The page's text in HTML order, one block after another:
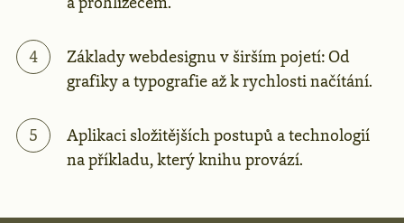
Základy webdesignu v širším pojetí: Od
grafiky a typografie až k rychlosti načítání.
Aplikaci složitějších postupů a technologií
na příkladu, který knihu provází.